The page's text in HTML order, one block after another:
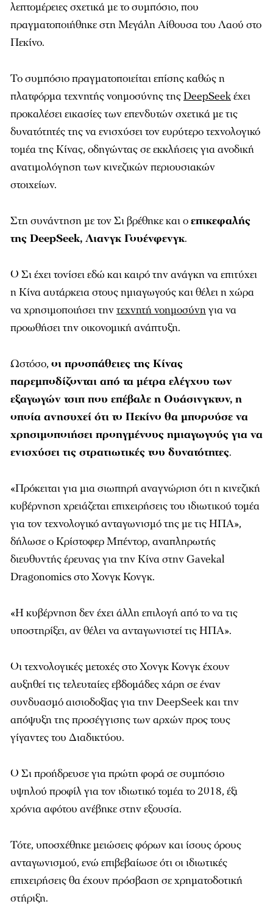
λεπτομέρειες σχετικά με το συμπόσιο, που
πραγματοποιήθηκε στη Μεγάλη Αίθουσα του Λαού στο
Πεκίνο.
Το συμπόσιο πραγματοποιείται επίσης καθώς η
πλατφόρμα τεχνητής νοημοσύνης τηςDeepSeekέχει
προκαλέσει εικασίες των επενδυτών σχετικά με τις
δυνατότητές της να ενισχύσει τον ευρύτερο τεχνολογικό
τομέα της Κίνας, οδηγώντας σε εκκλήσεις για ανοδική
ανατιμολόγηση των κινεζικών περιουσιακών
στοιχείων.
Στη συνάντηση με τον Σι βρέθηκε και οεπικεφαλής
της DeepSeek, Λιανγκ Γουένφενγκ.
Ο Σι έχει τονίσει εδώ και καιρό την ανάγκη να επιτύχει
η Κίνα αυτάρκεια στους ημιαγωγούς και θέλει η χώρα
να χρησιμοποιήσει τηντεχνητή νοημοσύνηγια να
προωθήσει την οικονομική ανάπτυξη.
Ωστόσο, οι προσπάθειες της Κίνας
παρεμποδίζονται από τα μέτρα ελέγχου των
εξαγωγών τσιπ που επέβαλε η Ουάσινγκτον, η
οποία ανησυχεί ότι το Πεκίνο θα μπορούσε να
χρησιμοποιήσει προηγμένους ημιαγωγούς για να
ενισχύσει τις στρατιωτικές του δυνατότητες.
«Πρόκειται για μια σιωπηρή αναγνώριση ότι η κινεζική
κυβέρνηση χρειάζεται επιχειρήσεις του ιδιωτικού τομέα
για τον τεχνολογικό ανταγωνισμό της με τις ΗΠΑ»,
δήλωσε ο Κρίστοφερ Μπέντορ, αναπληρωτής
διευθυντής έρευνας για την Κίνα στην Gavekal
Dragonomics στο Χονγκ Κονγκ.
«Η κυβέρνηση δεν έχει άλλη επιλογή από το να τις
υποστηρίξει, αν θέλει να ανταγωνιστεί τις ΗΠΑ».
Οι τεχνολογικές μετοχές στο Χονγκ Κονγκ έχουν
αυξηθεί τις τελευταίες εβδομάδες χάρη σε έναν
συνδυασμό αισιοδοξίας για την DeepSeek και την
απόψυξη της προσέγγισης των αρχών προς τους
γίγαντες του Διαδικτύου.
Ο Σι προήδρευσε για πρώτη φορά σε συμπόσιο
υψηλού προφίλ για τον ιδιωτικό τομέα το 2018, έξι
χρόνια αφότου ανέβηκε στην εξουσία.
Τότε, υποσχέθηκε μειώσεις φόρων και ίσους όρους
ανταγωνισμού, ενώ επιβεβαίωσε ότι οι ιδιωτικές
επιχειρήσεις θα έχουν πρόσβαση σε χρηματοδοτική
στήριξη.